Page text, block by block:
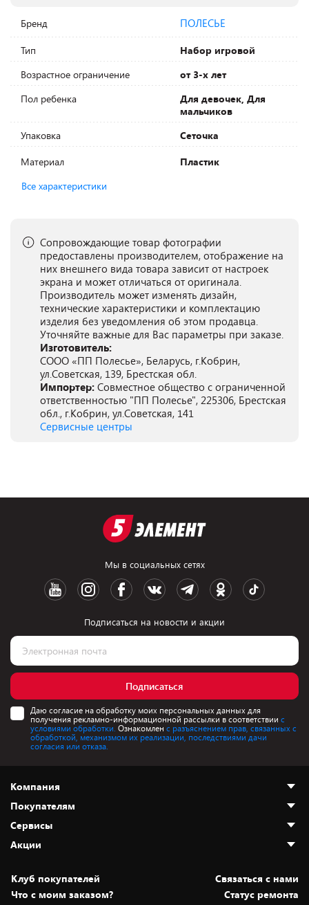
Бренд ПОЛЕСЬЕ
Тип
Набор игровой
Возрастное ограничение
от 3-х лет
Пол ребенка
Для девочек, Для
мальчиков
Упаковка
Сеточка
Материал
Пластик
Все характеристики
Сопровождающие товар фотографии
предоставлены производителем, отображение на
них внешнего вида товара зависит от настроек
экрана и может отличаться от оригинала.
Производитель может изменять дизайн,
технические характеристики и комплектацию
изделия без уведомления об этом продавца.
Уточняйте важные для Вас параметры при заказе.
Изготовитель:
СООО «ПП Полесье», Беларусь, г.Кобрин,
ул.Советская, 139, Брестская обл.
Импортер: Совместное общество с ограниченной
ответственностью "ПП Полесье", 225306, Брестская
обл., г.Кобрин, ул.Советская, 141
Сервисные центры
Мы в социальных сетях
Подписаться на новости и акции
Подписаться
Даю согласие на обработку моих персональных данных для
получения рекламно-информационной рассылки в соответствии с
условиями обработки. Ознакомлен с разъяснением прав, связанных с
обработкой, механизмом их реализации, последствиями дачи
согласия или отказа.
Компания
О нас
Адреса магазинов
Новости
Статьи и обзоры
Вакансии
Покупателям
Как сделать заказ
Оплата и доставка
Безналичный расчёт
Обмен и возврат товара
Сервисы
Установка техники
Для игровых консолей
Акции
Скидки и промокоды
Белорусские товары
Клуб покупателей
Cвязаться с нами
Что с моим заказом?
Статус ремонта